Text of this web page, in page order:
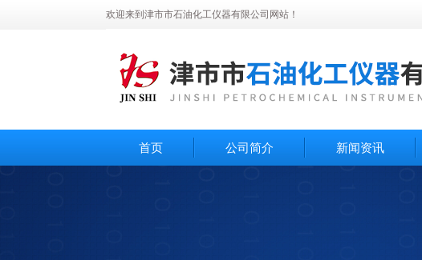
欢迎来到津市市石油化工仪器有限公司网站！
首页 公司简介 新闻资讯